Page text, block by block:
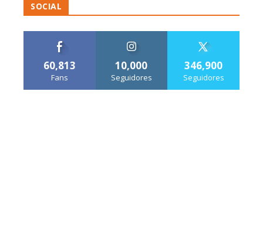
SOCIAL
60,813
Fans
10,000
Seguidores
346,900
Seguidores